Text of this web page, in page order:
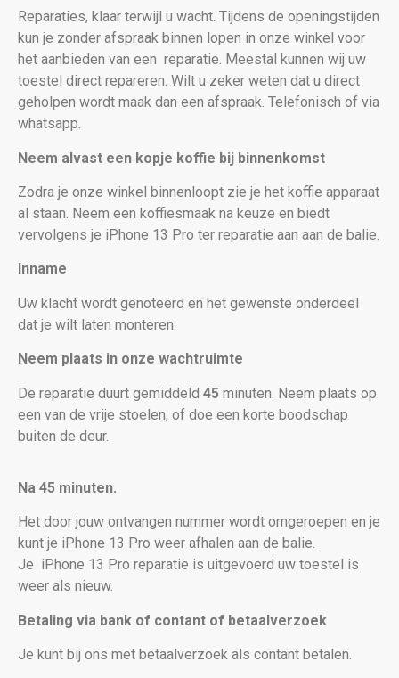
Reparaties, klaar terwijl u wacht. Tijdens de openingstijden
kun je zonder afspraak binnen lopen in onze winkel voor
het aanbieden van een reparatie. Meestal kunnen wij uw
toestel direct repareren. Wilt u zeker weten dat u direct
geholpen wordt maak dan een afspraak. Telefonisch of via
whatsapp.
Neem alvast een kopje koffie bij binnenkomst
Zodra je onze winkel binnenloopt zie je het koffie apparaat
al staan. Neem een koffiesmaak na keuze en biedt
vervolgens je iPhone 13 Pro ter reparatie aan aan de balie.
Inname
Uw klacht wordt genoteerd en het gewenste onderdeel
dat je wilt laten monteren.
Neem plaats in onze wachtruimte
De reparatie duurt gemiddeld 45 minuten. Neem plaats op
een van de vrije stoelen, of doe een korte boodschap
buiten de deur.
Na 45 minuten.
Het door jouw ontvangen nummer wordt omgeroepen en je
kunt je iPhone 13 Pro weer afhalen aan de balie.
Je iPhone 13 Pro reparatie is uitgevoerd uw toestel is
weer als nieuw.
Betaling via bank of contant of betaalverzoek
Je kunt bij ons met betaalverzoek als contant betalen.